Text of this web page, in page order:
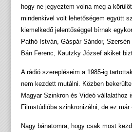
hogy ne jegyeztem volna meg a
mindenkivel volt lehetőségem együtt
kiemelkedő jelentőséggel bírnak
Pathó István, Gáspár Sándor,
Bán Ferenc, Kautzky József akiket
A rádió szerepléseim a 1985-ig
nem kezdett mutálni. Közben
Magyar Szinkron és Videó vállalathoz
Filmstúdióba szinkronizálni, de ez
Nagy bánatomra, hogy csak most